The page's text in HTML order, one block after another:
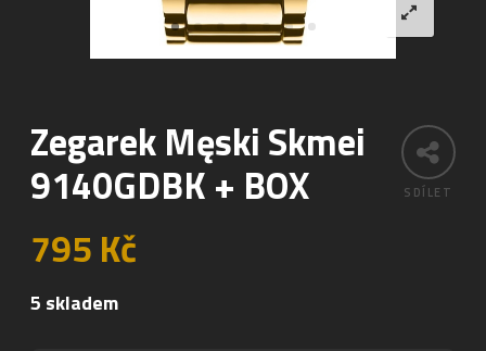
SDÍLET
Zegarek Męski Skmei
9140GDBK + BOX
795Kč
5 skladem